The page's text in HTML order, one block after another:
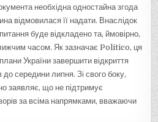
необхідна одностайна згода
відмовилася її надати. Внаслідок
буде відкладено та, ймовірно,
часом. Як зазначає Politico, ця
України завершити відкриття
до середини липня. Зі свого боку,
заявляє, що не підтримує
за всіма напрямками, вважаючи